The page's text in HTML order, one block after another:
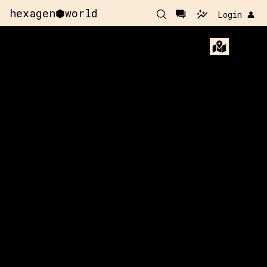
hexagen⬢world Login 👤